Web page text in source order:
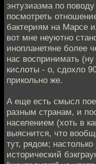
энтузиазма по
посмотреть
бактериям на Марсе
вот мне неуютно
инопланетяне более
нас воспринимать
кислоты - о, сдохло
прикольно же.
А еще есть смысл
разным странам, и
населением (хоть в
выяснится, что
тут, рядом;
исторический